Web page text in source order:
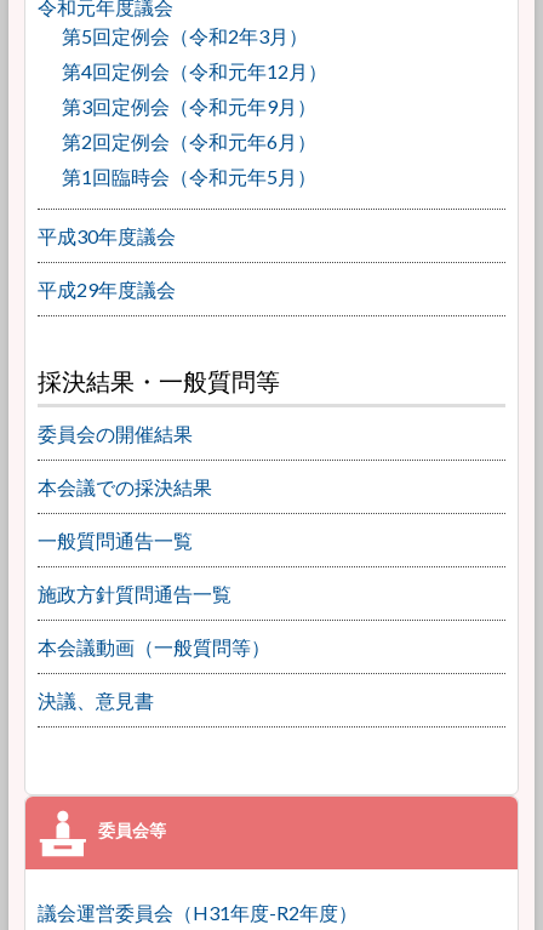
令和元年度議会
第5回定例会（令和2年3月）
第4回定例会（令和元年12月）
第3回定例会（令和元年9月）
第2回定例会（令和元年6月）
第1回臨時会（令和元年5月）
平成30年度議会
平成29年度議会
採決結果・一般質問等
委員会の開催結果
本会議での採決結果
一般質問通告一覧
施政方針質問通告一覧
本会議動画（一般質問等）
決議、意見書
議会運営委員会（H31年度-R2年度）